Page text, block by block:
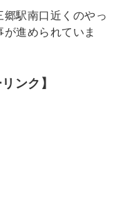
駅南口近くのやっ
進められていま
ンク】